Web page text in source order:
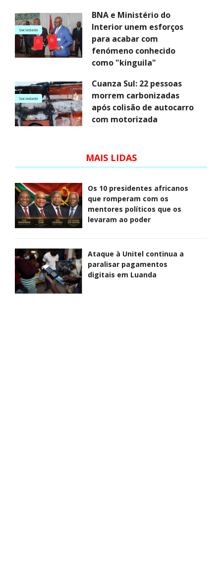
Sociedade
BNA e Ministério do
Interior unem esforços
para acabar com
fenómeno conhecido
como "kinguila"
Sociedade
Cuanza Sul: 22 pessoas
morrem carbonizadas
após colisão de autocarro
com motorizada
MAIS LIDAS
Os 10 presidentes africanos
que romperam com os
mentores políticos que os
levaram ao poder
Ataque à Unitel continua a
paralisar pagamentos
digitais em Luanda